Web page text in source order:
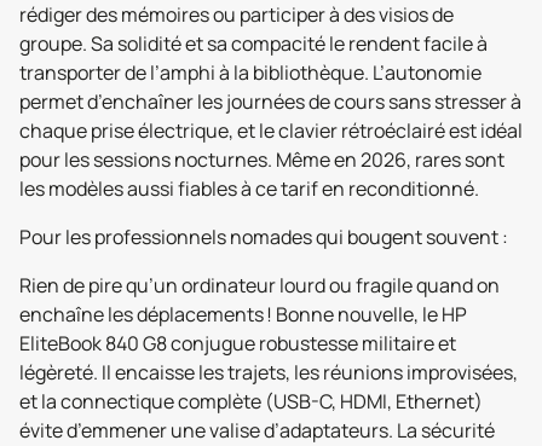
rédiger des mémoires ou participer à des visios de
groupe. Sa solidité et sa compacité le rendent facile à
transporter de l’amphi à la bibliothèque. L’autonomie
permet d’enchaîner les journées de cours sans stresser à
chaque prise électrique, et le clavier rétroéclairé est idéal
pour les sessions nocturnes. Même en 2026, rares sont
les modèles aussi fiables à ce tarif en reconditionné.
Pour les professionnels nomades qui bougent souvent :
Rien de pire qu’un ordinateur lourd ou fragile quand on
enchaîne les déplacements ! Bonne nouvelle, le HP
EliteBook 840 G8 conjugue robustesse militaire et
légèreté. Il encaisse les trajets, les réunions improvisées,
et la connectique complète (USB-C, HDMI, Ethernet)
évite d’emmener une valise d’adaptateurs. La sécurité